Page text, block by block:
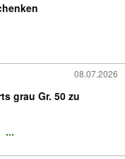
08.07.2026
Gr. 50 zu
...